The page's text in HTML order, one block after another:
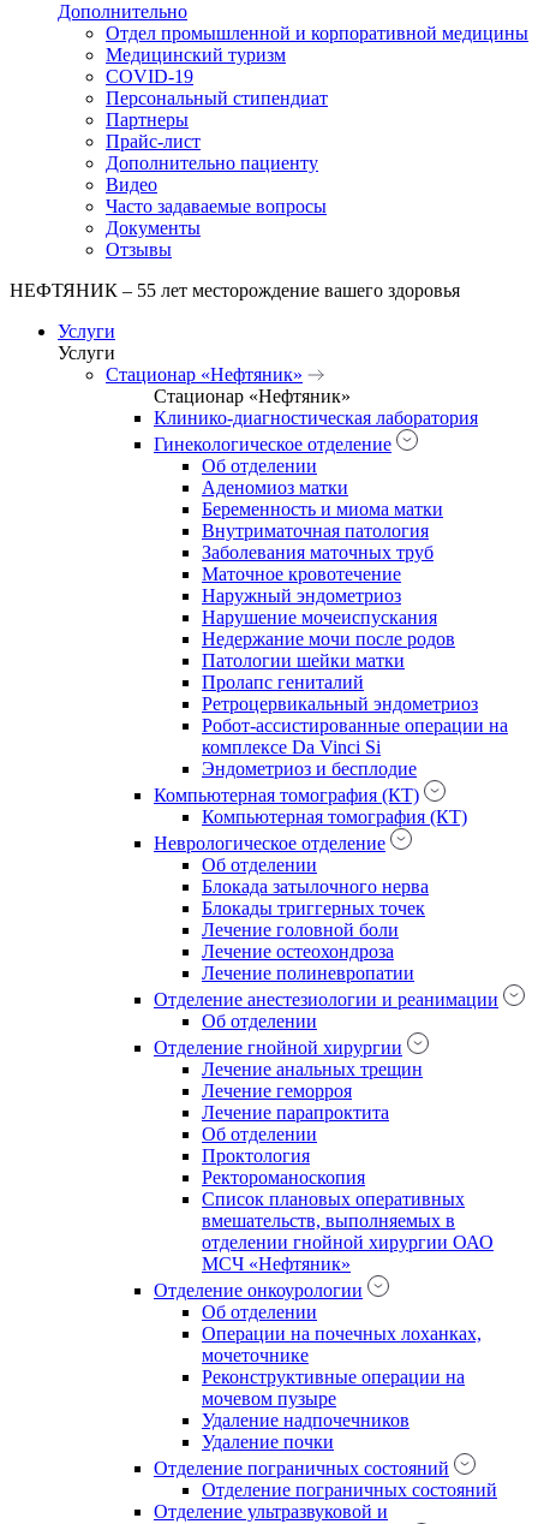
Дополнительно
Отдел промышленной и корпоративной медицины
Медицинский туризм
COVID-19
Персональный стипендиат
Партнеры
Прайс-лист
Дополнительно пациенту
Видео
Часто задаваемые вопросы
Документы
Отзывы
НЕФТЯНИК – 55 лет месторождение вашего здоровья
Услуги
Услуги
Стационар «Нефтяник»
Стационар «Нефтяник»
Клинико-диагностическая лаборатория
Гинекологическое отделение
Об отделении
Аденомиоз матки
Беременность и миома матки
Внутриматочная патология
Заболевания маточных труб
Маточное кровотечение
Наружный эндометриоз
Нарушение мочеиспускания
Недержание мочи после родов
Патологии шейки матки
Пролапс гениталий
Ретроцервикальный эндометриоз
Робот-ассистированные операции на
комплексе Da Vinci Si
Эндометриоз и бесплодие
Компьютерная томография (КТ)
Компьютерная томография (КТ)
Неврологическое отделение
Об отделении
Блокада затылочного нерва
Блокады триггерных точек
Лечение головной боли
Лечение остеохондроза
Лечение полиневропатии
Отделение анестезиологии и реанимации
Об отделении
Отделение гнойной хирургии
Лечение анальных трещин
Лечение геморроя
Лечение парапроктита
Об отделении
Проктология
Ректороманоскопия
Список плановых оперативных
вмешательств, выполняемых в
отделении гнойной хирургии ОАО
МСЧ «Нефтяник»
Отделение онкоурологии
Об отделении
Операции на почечных лоханках,
мочеточнике
Реконструктивные операции на
мочевом пузыре
Удаление надпочечников
Удаление почки
Отделение пограничных состояний
Отделение пограничных состояний
Отделение ультразвуковой и